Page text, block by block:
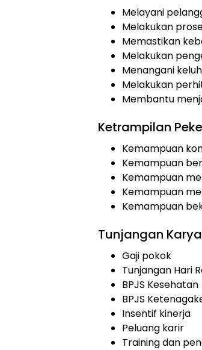
Melayani
Melakukan
Memastikan
Melakukan
Menangani
Melakukan
Membantu
Ketrampilan
Kemampuan
Kemampuan
Kemampuan
Kemampuan
Kemampuan
Tunjangan
Gaji pokok
Tunjangan Hari
BPJS Kesehatan
BPJS
Insentif kinerja
Peluang karir
Training dan